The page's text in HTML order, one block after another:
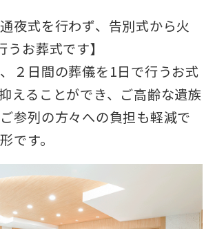
通夜式を行わず、告別式から火
お葬式です】
２日間の葬儀を1日で行うお式
えることができ、ご高齢な遺族
参列の方々への負担も軽減で
です。